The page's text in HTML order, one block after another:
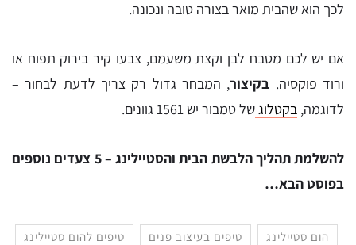
לכך הוא שהבית מואר בצורה טובה ונכונה.
אם יש לכם מטבח לבן וקצת משעמם, צבעו קיר בירוק תפוח או
ורוד פוקסיה. בקיצור, המבחר גדול רק צריך לדעת לבחור –
לדוגמה, בקטלוגשל טמבור יש 1561 גוונים.
להשלמת תהליך הלבשת הבית והסטיילינג –
5 צעדים נוספים
בפוסט הבא…
הום סטיילינג טיפים בעיצוב פנים
טיפים להום סטיילינג